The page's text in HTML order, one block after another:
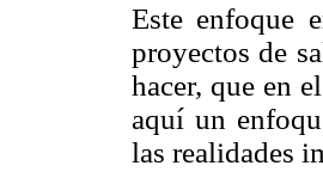
Este enfoque
proyectos de
hacer, que en
aquí un
las realidades